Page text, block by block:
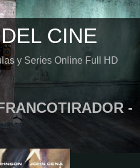
CINE
y Series Online Full HD
-